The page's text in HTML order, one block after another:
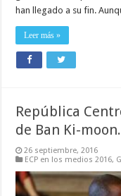
han llegado a su fin.
Leer más »
República
de Ban Ki-moon.
26 septiembre, 2016
ECP en los medios 2016,